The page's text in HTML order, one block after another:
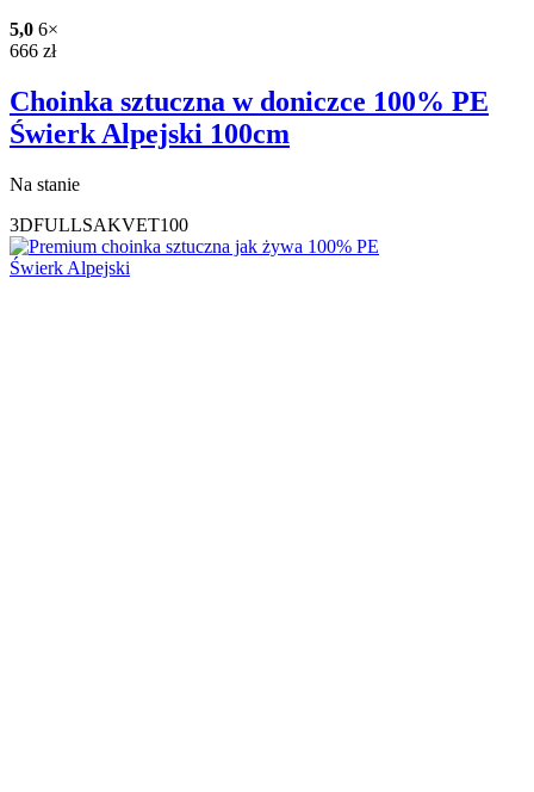
5,0 6×
666 zł
Choinka sztuczna w doniczce 100% PE
Świerk Alpejski 100cm
Na stanie
3DFULLSAKVET100